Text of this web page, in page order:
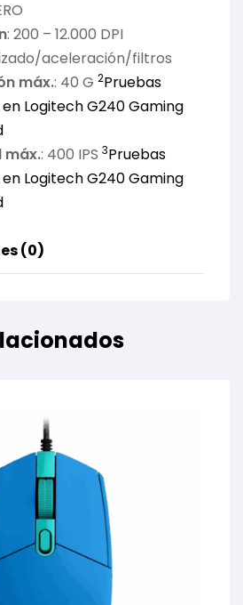
: 200 – 12.000 DPI
aceleración/filtros
máx.: 40 G 2Pruebas
Logitech G240 Gaming
máx.: 400 IPS 3Pruebas
Logitech G240 Gaming
(0)